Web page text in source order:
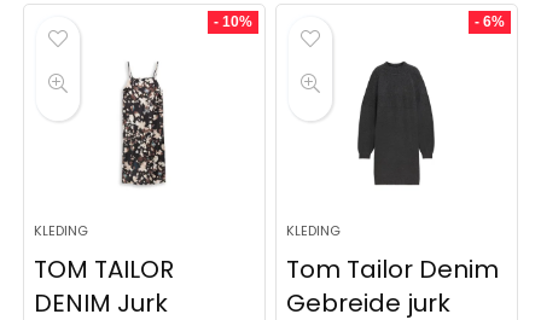
- 10%
KLEDING
TOM TAILOR
DENIM Jurk
- 6%
KLEDING
Tom Tailor Denim
Gebreide jurk